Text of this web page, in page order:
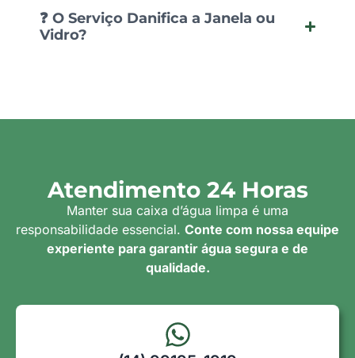
❓ O Serviço Danifica a Janela ou
Vidro?
Atendimento 24 Horas
Manter sua caixa d’água limpa é uma
responsabilidade essencial. Conte com nossa equipe
experiente para garantir água segura e de
qualidade.